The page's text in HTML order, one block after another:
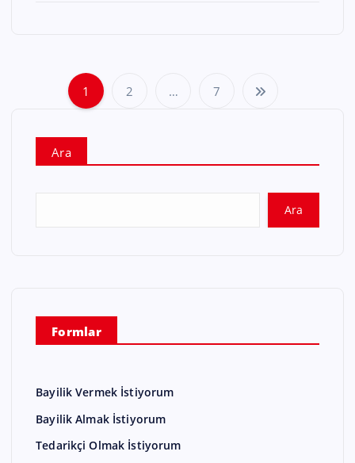
1 2 … 7
Ara
Ara
Formlar
Bayilik Vermek İstiyorum
Bayilik Almak İstiyorum
Tedarikçi Olmak İstiyorum